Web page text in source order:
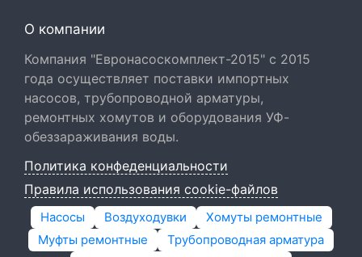
О компании
Компания "Евронасоскомплект-2015" с 2015
года осуществляет поставки импортных
насосов, трубопроводной арматуры,
ремонтных хомутов и оборудования УФ-
обеззараживания воды.
Политика конфеденциальности
Правила использования cookie-файлов
Насосы Воздуходувки
Хомуты ремонтные
Муфты ремонтные
Трубопроводная арматура